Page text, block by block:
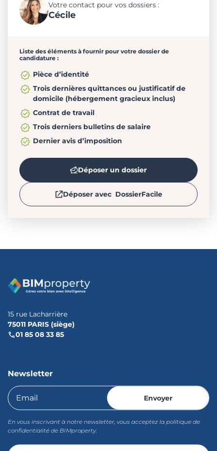
Votre contact pour vos dossiers :
Cécile
Liste des éléments à fournir pour votre dossier de
candidature :
Pièce d’identité
Trois dernières quittances ou justificatif de
domicile (hébergement gracieux inclus)
Contrat de travail
Trois derniers bulletins de salaire
Dernier avis d’imposition
Déposer un dossier
Déposer avec DossierFacile
15 rue Lacharrière
75011 PARIS (siège)
01 85 08 33 85
Newsletter
En vous inscrivant à notre newsletter, vous acceptez la politique de
confidentialité de BIMproperty.